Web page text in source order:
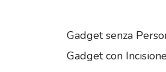
Gadget senza
Gadget con